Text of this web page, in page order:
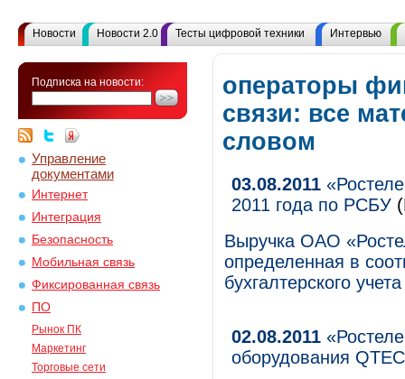
Новости Новости 2.0 Тесты цифровой техники Интервью
Подписка на новости:
Управление
документами
Интернет
Интеграция
Безопасность
Мобильная связь
Фиксированная связь
ПО
Рынок ПК
Маркетинг
Торговые сети
операторы
связи: все
словом
03.08.2011
2011 года по РСБУ
Выручка ОАО
определенная в
бухгалтерского
02.08.2011
оборудования